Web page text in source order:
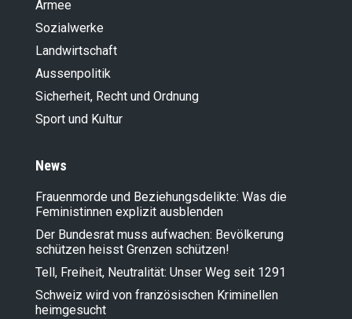
Armee
Sozialwerke
Landwirt­schaft
Aussenpolitik
Sicherheit, Recht und Ordnung
Sport und Kultur
News
Frauenmorde und Beziehungsdelikte: Was die
Feministinnen explizit ausblenden
Der Bundesrat muss aufwachen: Bevölkerung
schützen heisst Grenzen schützen!
Tell, Freiheit, Neutralität: Unser Weg seit 1291
Schweiz wird von französischen Kriminellen
heimgesucht